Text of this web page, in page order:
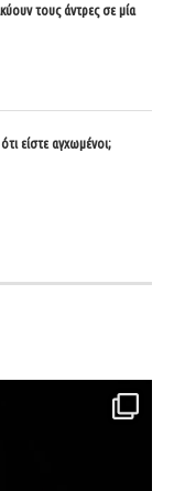
τους άντρες σε μία
είστε αγχωμένοι;